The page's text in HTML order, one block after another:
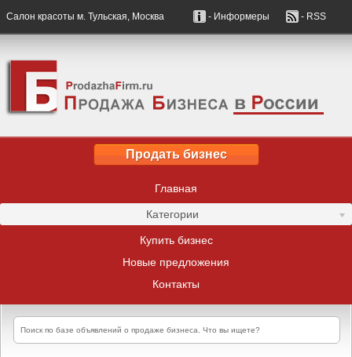
Салон красоты м. Тульская, Москва - Информеры - RSS
Продать бизнес
Главная
Категории
Купить бизнес
Новые предложения
Контакты